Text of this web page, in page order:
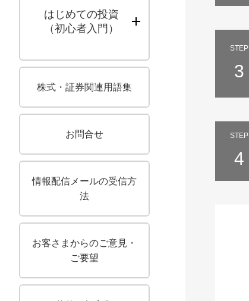
STEP
3
STEP
4
はじめての投資
（初心者入門）
株式・証券関連用語集
お問合せ
情報配信メールの受信方
法
お客さまからのご意見・
ご要望